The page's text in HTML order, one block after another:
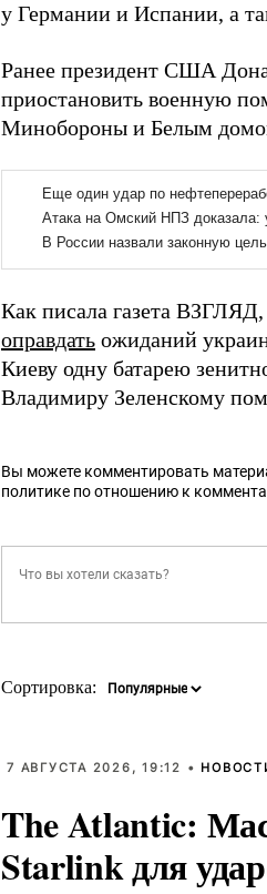
у Германии и Испании, а
Ранее президент США
приостановить военную
Минобороны и Белым
Как писала газета
оправдать ожиданий
Киеву одну батарею
Владимиру Зеленскому
Вы можете комментировать
политике по отношению к
Сортировка:
7 АВГУСТА 2026, 19:12 •
The Atlantic:
Starlink для